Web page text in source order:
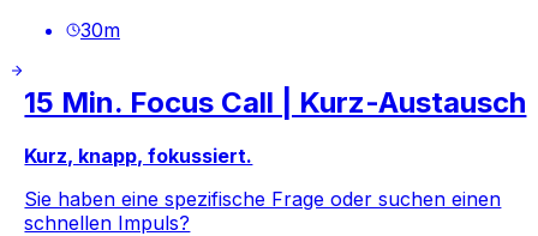
30m
15 Min. Focus Call | Kurz-Austausch
Kurz, knapp, fokussiert.
Sie haben eine spezifische Frage oder suchen einen
schnellen Impuls?